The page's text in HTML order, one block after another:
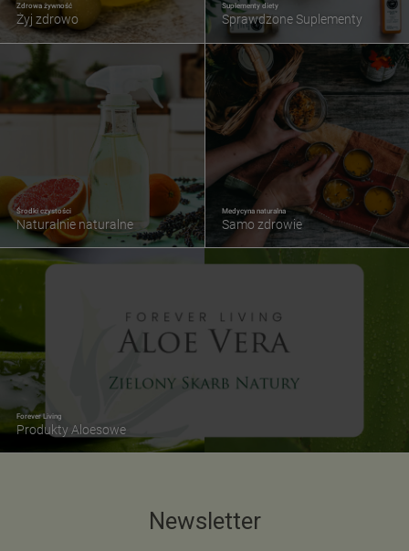
Zdrowa żywność
Żyj zdrowo
Suplementy diety
Sprawdzone Suplementy
Forever Living
Produkty Aloesowe
Środki czystości
Naturalnie naturalne
Medycyna naturalna
Samo zdrowie
Newsletter